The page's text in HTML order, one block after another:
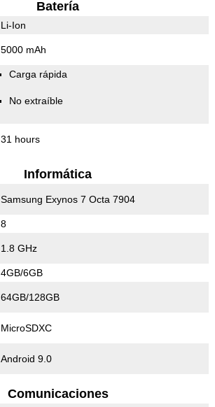
Batería
Li-Ion
5000 mAh
Carga rápida
No extraíble
31 hours
Informática
Samsung Exynos 7 Octa 7904
8
1.8 GHz
4GB/6GB
64GB/128GB
MicroSDXC
Android 9.0
Comunicaciones